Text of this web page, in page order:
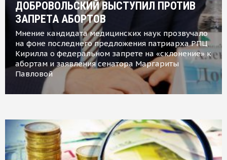
ДОБРОВОЛЬСКИЙ ВЫСТУПИЛ ПРОТИВ
ЗАПРЕТА АБОРТОВ
Мнение кандидата медицинских наук прозвучало
на фоне последнего предложения патриарха РПЦ
Кирилла о федеральном запрете на «склонение» к
абортам и заявления сенатора Маргариты
Павловой